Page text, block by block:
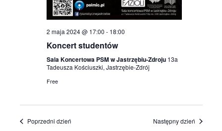
2 maja 2024 @ 17:00 - 18:00
Koncert studentów
Sala Koncertowa PSM w Jastrzębiu-Zdroju 13a
Tadeusza Kościuszki, Jastrzębie-Zdrój
Free
Poprzedni dzień Następny dzień